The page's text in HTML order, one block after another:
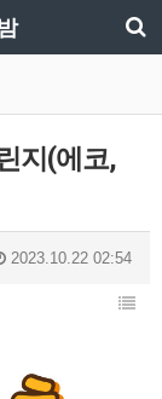
지(에코,
2023.10.22 02:54